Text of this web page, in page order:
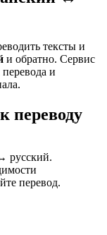
тексты и
и обратно. Сервис
и
переводу
русский.
перевод.